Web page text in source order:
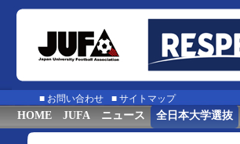
■ お問い合わせ ■ サイトマップ
HOME JUFA ニュース 全日本大学選抜